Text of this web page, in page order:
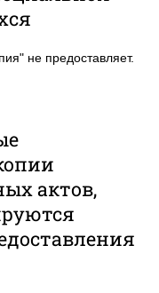
не предоставляет.
актов,